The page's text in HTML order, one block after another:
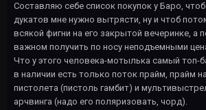
Составляю себе список покупок у Баро,
дукатов мне нужно вытрясти, ну и чтоб
всякой фигни на его закрытой вечеринке, а
важном получить по носу неподъемными
Что у этого человека-мотылька самый топ-
в наличии есть только поток прайм, прайм
пистолета (пистоль гамбит) и
арчвинга (надо его поляризовать, чорд).